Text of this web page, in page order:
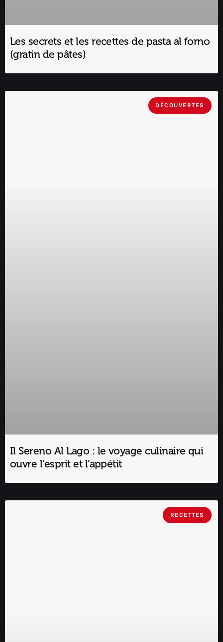
Les secrets et les recettes de pasta al forno
(gratin de pâtes)
DÉCOUVERTES
Il Sereno Al Lago : le voyage culinaire qui
ouvre l’esprit et l’appétit
RECETTES